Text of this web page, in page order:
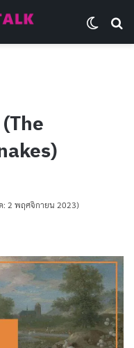
: 2 พฤศจิกายน 2023)